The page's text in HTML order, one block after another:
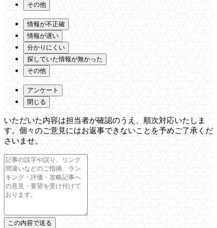
その他
情報が不正確
情報が遅い
分かりにくい
探していた情報が無かった
その他
アンケート
閉じる
いただいた内容は担当者が確認のうえ、順次対応いたしま
す。個々のご意見にはお返事できないことを予めご了承くだ
さいませ。